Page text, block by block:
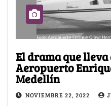
El drama que lleva
Aeropuerto
Medellín
NOVIEMBRE 22, 2022